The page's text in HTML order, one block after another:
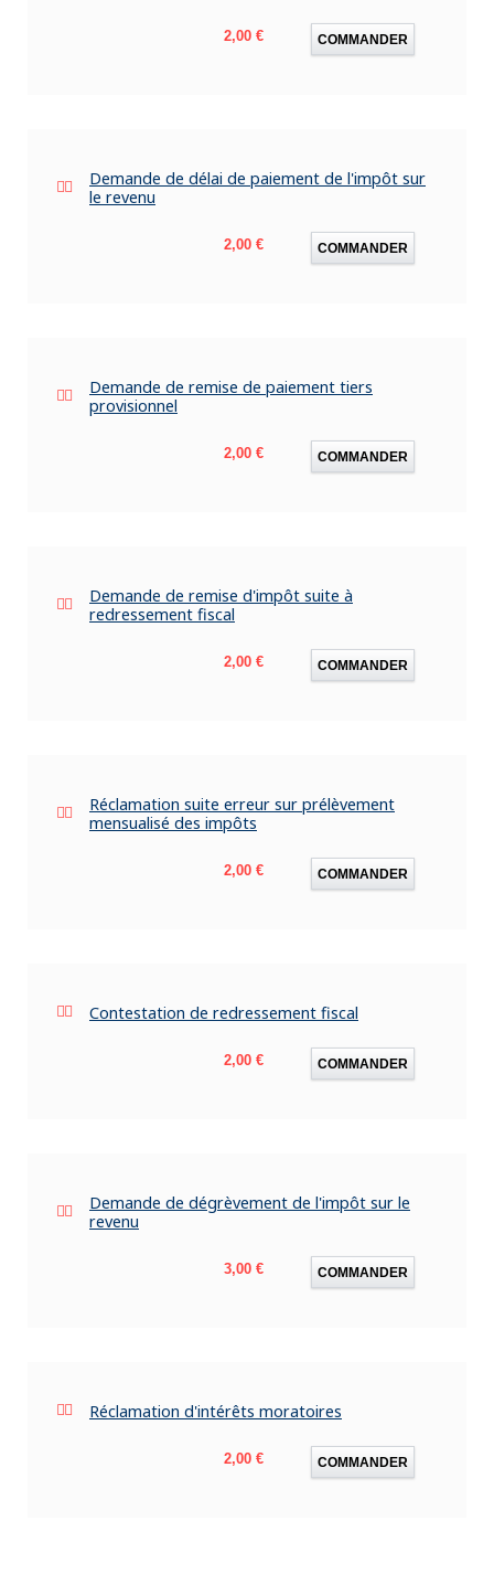
Prix
2,00 € COMMANDER
Demande de délai de paiement de l'impôt sur
le revenu
Prix
2,00 € COMMANDER
Demande de remise de paiement tiers
provisionnel
Prix
2,00 € COMMANDER
Demande de remise d'impôt suite à
redressement fiscal
Prix
2,00 € COMMANDER
Réclamation suite erreur sur prélèvement
mensualisé des impôts
Prix
2,00 € COMMANDER
Contestation de redressement fiscal
Prix
2,00 € COMMANDER
Demande de dégrèvement de l'impôt sur le
revenu
Prix
3,00 € COMMANDER
Réclamation d'intérêts moratoires
Prix
2,00 € COMMANDER